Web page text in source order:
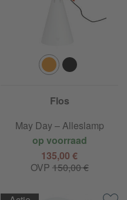
Flos
May Day – Alleslamp
op voorraad
135,00 €
OVP 150,00 €